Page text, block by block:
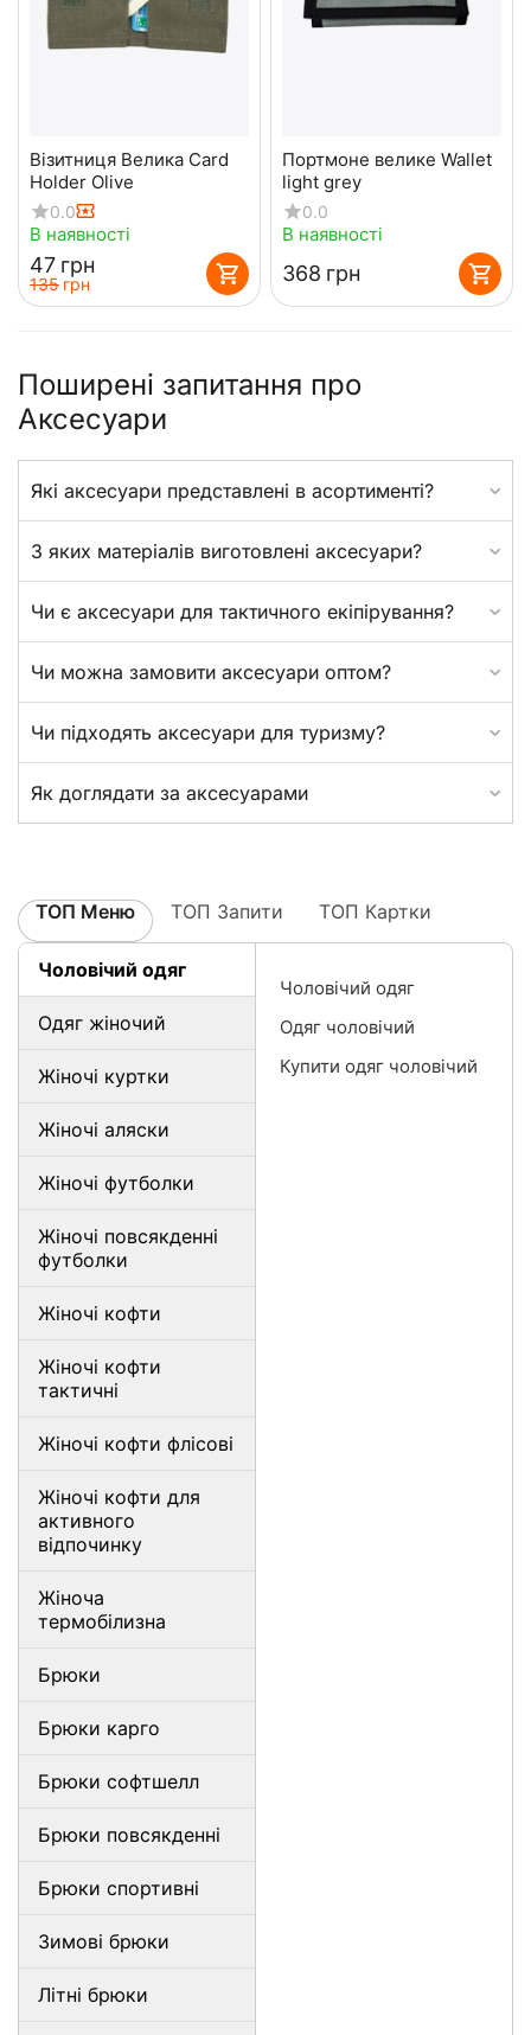
Візитниця Велика Card
Holder Olive
0.0
В наявності
‍47‍ грн
‍135‍ грн
Портмоне велике Wallet
light grey
0.0
В наявності
‍368‍ грн
Поширені запитання про
Аксесуари
Які аксесуари представлені в асортименті?
З яких матеріалів виготовлені аксесуари?
Чи є аксесуари для тактичного екіпірування?
Чи можна замовити аксесуари оптом?
Чи підходять аксесуари для туризму?
Як доглядати за аксесуарами
ТОП Меню ТОП Запити ТОП Картки
Чоловічий одяг
Одяг жіночий
Жіночі куртки
Жіночі аляски
Жіночі футболки
Жіночі повсякденні
футболки
Жіночі кофти
Жіночі кофти
тактичні
Жіночі кофти флісові
Жіночі кофти для
активного
відпочинку
Жіноча
термобілизна
Брюки
Брюки карго
Брюки софтшелл
Брюки повсякденні
Брюки спортивні
Зимові брюки
Літні брюки
Чоловічий одяг
Одяг чоловічий
Купити одяг чоловічий